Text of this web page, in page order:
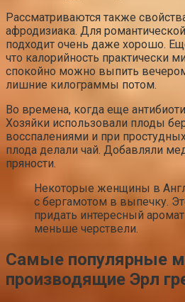
Рассматриваются также
афродизиака. Для
подходит очень даже хорошо.
что калорийность практически
спокойно можно выпить
лишние килограммы потом.
Во времена, когда еще
Хозяйки использовали плоды
восспалениями и при
плода делали чай. Добавляли
пряности.
Некоторые женщины в
с бергамотом в выпечку.
придать интересный
меньше черствели.
Самые популярные
производящие Эрл